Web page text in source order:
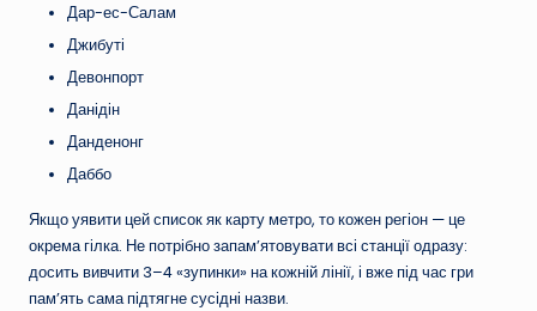
Дар-ес-Салам
Джибуті
Девонпорт
Данідін
Данденонг
Даббо
Якщо уявити цей список як карту метро, то кожен регіон — це
окрема гілка. Не потрібно запам’ятовувати всі станції одразу:
досить вивчити 3–4 «зупинки» на кожній лінії, і вже під час гри
пам’ять сама підтягне сусідні назви.